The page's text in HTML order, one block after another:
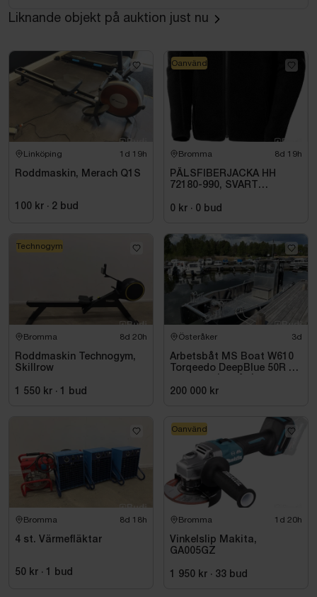
EVA-handtag
Kastvikt: 40-140 g.
Längd fot: 8’4”
Orginalförpackning medföljer ej.
Liknande objekt på auktion just nu
Linköping 1d 19h
Roddmaskin, Merach Q1S
100 kr · 2 bud
Bromma 8d 19h
PÄLSFIBERJACKA HH
72180-990, SVART
0 kr · 0 bud
Oanvänd
Bromma 8d 20h
Roddmaskin Technogym,
Skillrow
1 550 kr · 1 bud
Technogym
Österåker 3d
Arbetsbåt MS Boat W610
Torqeedo DeepBlue 50R 50
meter
200 000 kr
Bromma 8d 18h
4 st. Värmefläktar
50 kr · 1 bud
Bromma 1d 20h
Vinkelslip Makita,
GA005GZ
1 950 kr · 33 bud
Oanvänd